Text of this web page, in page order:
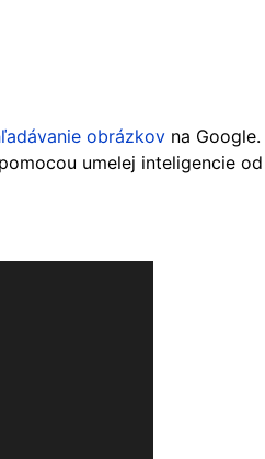
obrázkov na Google.
umelej inteligencie od